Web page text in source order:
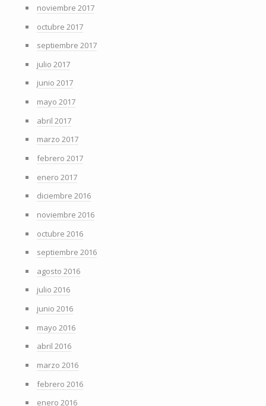
noviembre 2017
octubre 2017
septiembre 2017
julio 2017
junio 2017
mayo 2017
abril 2017
marzo 2017
febrero 2017
enero 2017
diciembre 2016
noviembre 2016
octubre 2016
septiembre 2016
agosto 2016
julio 2016
junio 2016
mayo 2016
abril 2016
marzo 2016
febrero 2016
enero 2016